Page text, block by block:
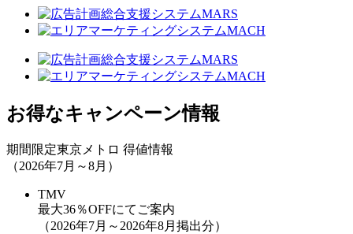
お得なキャンペーン情報
期間限定東京メトロ 得値情報
（2026年7月～8月）
TMV
最大36％OFFにてご案内
（2026年7月～2026年8月掲出分）